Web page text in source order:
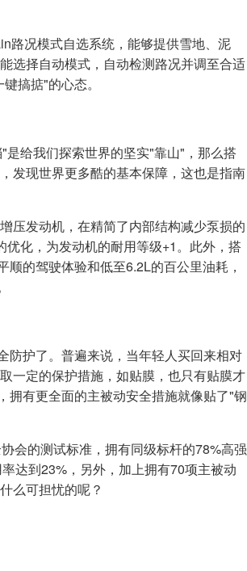
路况模式自选系统，能够提供雪地、泥
选择自动模式，自动检测路况并调至合适
搞掂"的心态。
给我们探索世界的坚实"靠山"，那么搭
发现世界更多酷的基本保障，这也是指南
压发动机，在精简了内部结构减少泵损的
化，为发动机的耐用等级+1。此外，搭
的驾驶体验和低至6.2L的百公里油耗，
防护了。普遍来说，当年轻人买回来相对
一定的保护措施，如贴膜，也只有贴膜才
拥有更全面的主被动安全措施就像贴了"钢
会的测试标准，拥有同级标杆的78%高强
达到23%，另外，加上拥有70项主被动
么可担忧的呢？